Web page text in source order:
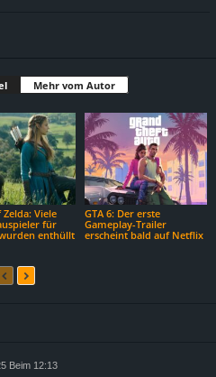
Mehr vom Autor
Viele
für
enthüllt
GTA 6: Der erste
Gameplay-Trailer
erscheint bald auf Netflix
Beim 12:13